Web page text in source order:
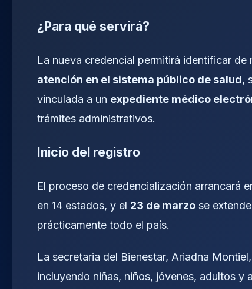
¿Para qué servirá?
La nueva credencial permitirá identificar
atención en el sistema público de salud,
vinculada a un expediente médico
trámites administrativos.
Inicio del registro
El proceso de credencialización arrancará
en 14 estados, y el 23 de marzo se
prácticamente todo el país.
La secretaria del Bienestar, Ariadna
incluyendo niñas, niños, jóvenes, adultos y